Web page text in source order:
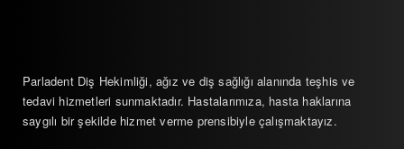
Parladent Diş Hekimliği, ağız ve diş sağlığı alanında teşhis ve
tedavi hizmetleri sunmaktadır. Hastalarımıza, hasta haklarına
saygılı bir şekilde hizmet verme prensibiyle çalışmaktayız.